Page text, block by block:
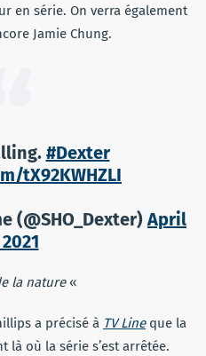
en série. On verra également
Jamie Chung.
#Dexter
tX92KWHZLI
(@SHO_Dexter)April
la nature«
a précisé à TV Lineque la
là où la série s’est arrêtée.